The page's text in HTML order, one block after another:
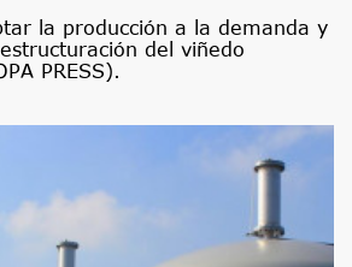
la producción a la demanda y
del viñedo
PRESS).